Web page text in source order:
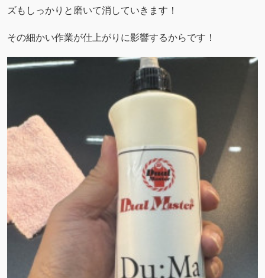
ズもしっかりと磨いて消していきます！
その細かい作業が仕上がりに影響するからです！